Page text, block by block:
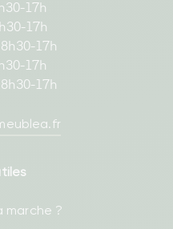
17h
17h
17h
17h
17h
marche ?